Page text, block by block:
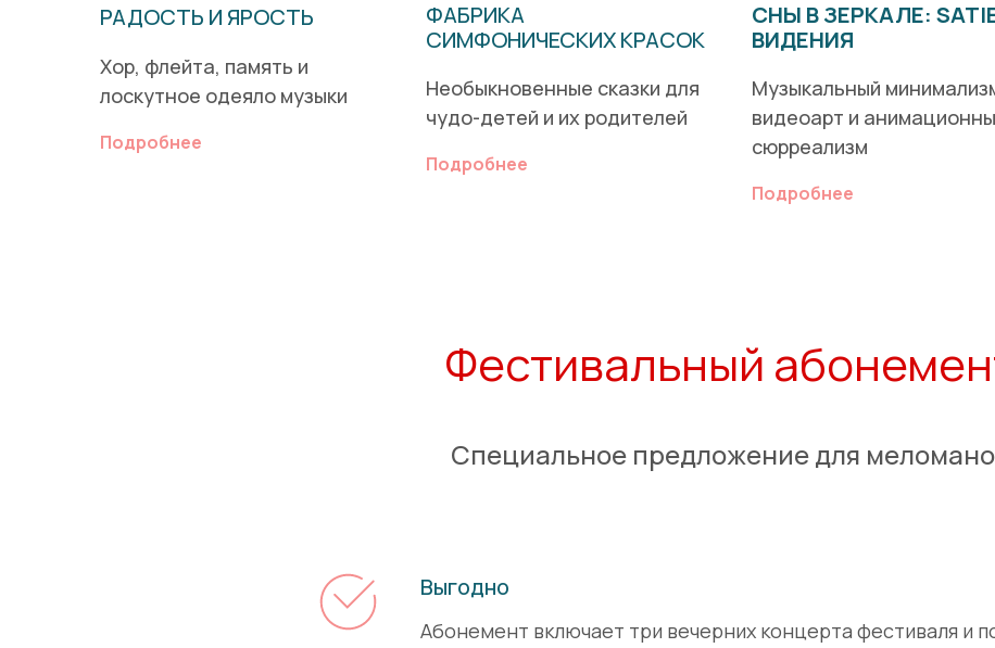
РАДОСТЬ И ЯРОСТЬ
Хор, флейта, память и
лоскутное одеяло музыки
Подробнее
ФАБРИКА
СИМФОНИЧЕСКИХ КРАСОК
Необыкновенные сказки для
чудо-детей и их родителей
Подробнее
СНЫ В ЗЕРКАЛЕ:
ВИДЕНИЯ
Музыкальный
видеоарт и
сюрреализм
Подробнее
Фестивальный
Специальное предложение для
Выгодно
Абонемент включает три вечерних концерта фестиваля и